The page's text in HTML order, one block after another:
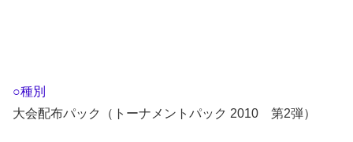
○種別
大会配布パック（トーナメントパック 2010 第2弾）